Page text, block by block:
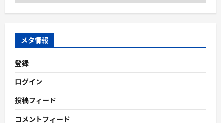
カ
ブ
メタ情報
登録
ログイン
投稿フィード
コメントフィード